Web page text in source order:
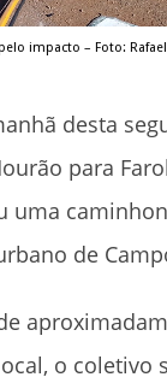
impacto – Foto:
desta
para
uma
de
o coletivo